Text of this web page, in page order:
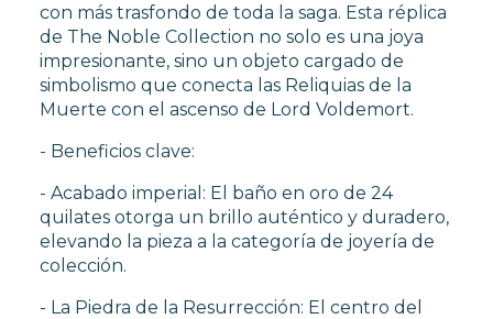
con más trasfondo de toda la saga. Esta réplica
de The Noble Collection no solo es una joya
impresionante, sino un objeto cargado de
simbolismo que conecta las Reliquias de la
Muerte con el ascenso de Lord Voldemort.
- Beneficios clave:
- Acabado imperial: El baño en oro de 24
quilates otorga un brillo auténtico y duradero,
elevando la pieza a la categoría de joyería de
colección.
- La Piedra de la Resurrección: El centro del